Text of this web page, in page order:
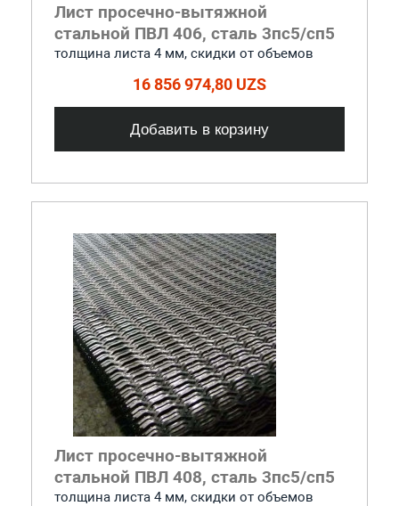
Лист просечно-вытяжной
стальной ПВЛ 406, сталь 3пс5/сп5
толщина листа 4 мм, cкидки от объемов
16 856 974,80 UZS
Добавить в корзину
Лист просечно-вытяжной
стальной ПВЛ 408, сталь 3пс5/сп5
толщина листа 4 мм, cкидки от объемов